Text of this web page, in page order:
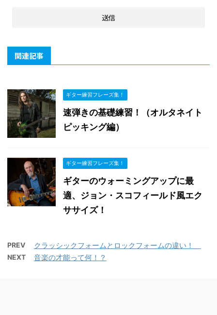
関連記事
ギター練習フレーズ集！
速弾きの基礎練習！（オルタネイト
ピッキング編）
ギター練習フレーズ集！
ギターのウォーミングアップに最
適、ジョン・スコフィールド風エク
ササイズ！
PREV クラッシックフォームとロックフォームの違い！
NEXT 音楽の才能って何！？